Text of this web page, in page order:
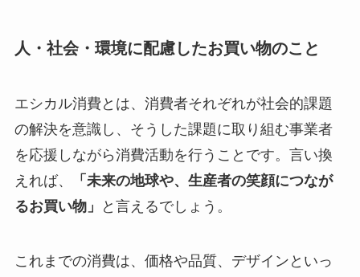
人・社会・環境に配慮したお買い物のこと
エシカル消費とは、消費者それぞれが社会的課題
の解決を意識し、そうした課題に取り組む事業者
を応援しながら消費活動を行うことです。言い換
えれば、
「未来の地球や、生産者の笑顔につなが
るお買い物」
と言えるでしょう。
これまでの消費は、価格や品質、デザインといっ